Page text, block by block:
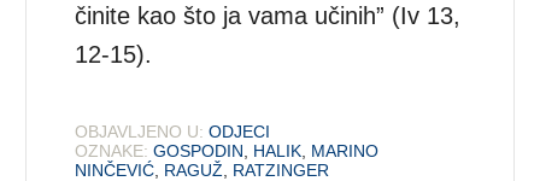
činite kao što ja vama učinih” (Iv 13,
12-15).
OBJAVLJENO U: ODJECI
OZNAKE: GOSPODIN HALIK MARINO
NINČEVIĆ RAGUŽ RATZINGER